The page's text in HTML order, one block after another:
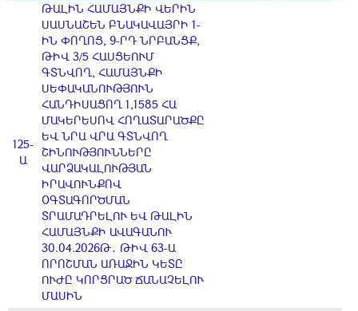
125-
Ա
ԹԱԼԻՆ ՀԱՄԱՅՆՔԻ ՎԵՐԻՆ
ՍԱՍՆԱՇԵՆ ԲՆԱԿԱՎԱՅՐԻ 1-
ԻՆ ՓՈՂՈՑ, 9-ՐԴ ՆՐԲԱՆՑՔ,
ԹԻՎ 3/5 ՀԱՍՑԵՈՒՄ
ԳՏՆՎՈՂ, ՀԱՄԱՅՆՔԻ
ՍԵՓԱԿԱՆՈՒԹՅՈՒՆ
ՀԱՆԴԻՍԱՑՈՂ 1,1585 ՀԱ
ՄԱԿԵՐԵՍՈՎ ՀՈՂԱՏԱՐԱԾՔԸ
ԵՎ ՆՐԱ ՎՐԱ ԳՏՆՎՈՂ
ՇԻՆՈՒԹՅՈՒՆՆԵՐԸ
ՎԱՐՁԱԿԱԼՈՒԹՅԱՆ
ԻՐԱՎՈՒՆՔՈՎ
ՕԳՏԱԳՈՐԾՄԱՆ
ՏՐԱՄԱԴՐԵԼՈՒ ԵՎ ԹԱԼԻՆ
ՀԱՄԱՅՆՔԻ ԱՎԱԳԱՆՈՒ
30.04.2026Թ․ ԹԻՎ 63-Ա
ՈՐՈՇՄԱՆ ԱՌԱՋԻՆ ԿԵՏԸ
ՈՒԺԸ ԿՈՐՑՐԱԾ ՃԱՆԱՉԵԼՈՒ
ՄԱՍԻՆ